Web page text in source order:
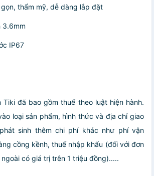
thẩm mỹ, dễ dàng lắp đặt
3.6mm
IP67
Tiki đã bao gồm thuế theo luật hiện hành.
loại sản phẩm, hình thức và địa chỉ giao
sinh thêm chi phí khác như phí vận
cồng kềnh, thuế nhập khẩu (đối với đơn
có giá trị trên 1 triệu đồng).....